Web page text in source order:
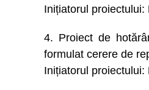
Inițiatorul
4. Proiect de
formulat cerere de
Inițiatorul